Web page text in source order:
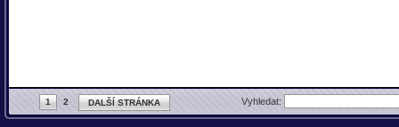
1 2 DALŠÍ STRÁNKA Vyhledat: